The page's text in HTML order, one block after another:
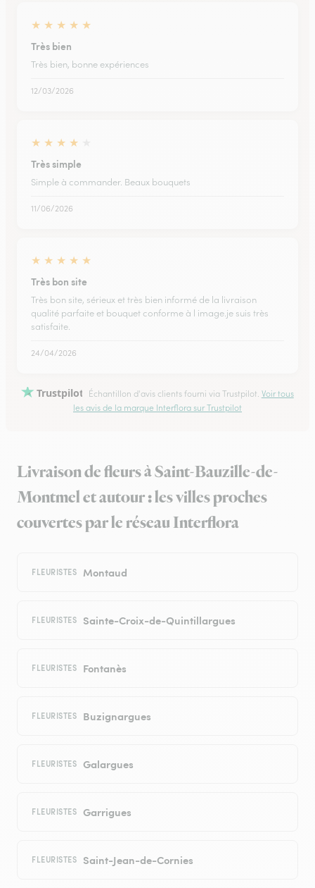
★ ★ ★ ★ ★
Très bien
Très bien, bonne expériences
12/03/2026
★ ★ ★ ★
Très simple
Simple à commander. Beaux bouquets
11/06/2026
★ ★ ★ ★ ★
Très bon site
Très bon site, sérieux et très bien informé de la livraison
qualité parfaite et bouquet conforme à l image.je suis très
satisfaite.
24/04/2026
Trustpilot Échantillon d'avis clients fourni via Trustpilot. Voir tous
les avis de la marque Interflora sur Trustpilot
Livraison de fleurs à Saint-Bauzille-de-
Montmel et autour : les villes proches
couvertes par le réseau Interflora
FLEURISTES Montaud
FLEURISTES Sainte-Croix-de-Quintillargues
FLEURISTES Fontanès
FLEURISTES Buzignargues
FLEURISTES Galargues
FLEURISTES Garrigues
FLEURISTES Saint-Jean-de-Cornies